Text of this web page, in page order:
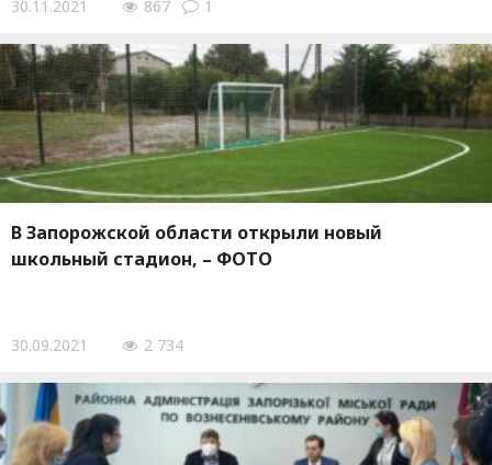
30.11.2021 867 1
В Запорожской области открыли новый
школьный стадион, – ФОТО
30.09.2021 2 734